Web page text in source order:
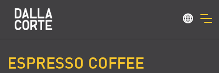
ESPRESSO COFFEE